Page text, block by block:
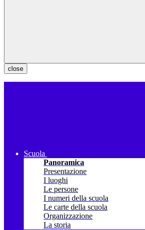
close
Scuola
Panoramica
Presentazione
I luoghi
Le persone
I numeri della scuola
Le carte della scuola
Organizzazione
La storia